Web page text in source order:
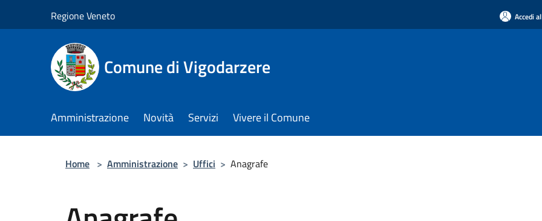
Regione Veneto Accedi
Comune di Vigodarzere
Amministrazione Novità Servizi Vivere il Comune
Home > Amministrazione > Uffici > Anagrafe